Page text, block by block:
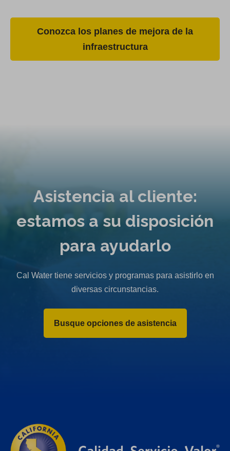
Conozca los planes de mejora de la
infraestructura
Asistencia al cliente:
estamos a su disposición
para ayudarlo
Cal Water tiene servicios y programas para asistirlo en
diversas circunstancias.
Busque opciones de asistencia